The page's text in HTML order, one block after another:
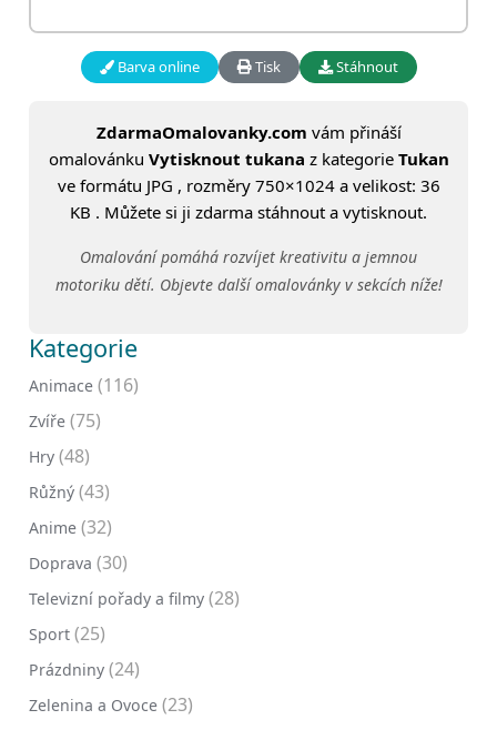
Barva online Tisk Stáhnout
ZdarmaOmalovanky.com vám přináší
omalovánku Vytisknout tukana z kategorie Tukan
ve formátu JPG , rozměry 750×1024 a velikost: 36
KB . Můžete si ji zdarma stáhnout a vytisknout.
Omalování pomáhá rozvíjet kreativitu a jemnou
motoriku dětí. Objevte další omalovánky v sekcích níže!
Kategorie
Animace (116)
Zvíře (75)
Hry (48)
Růžný (43)
Anime (32)
Doprava (30)
Televizní pořady a filmy (28)
Sport (25)
Prázdniny (24)
Zelenina a Ovoce (23)